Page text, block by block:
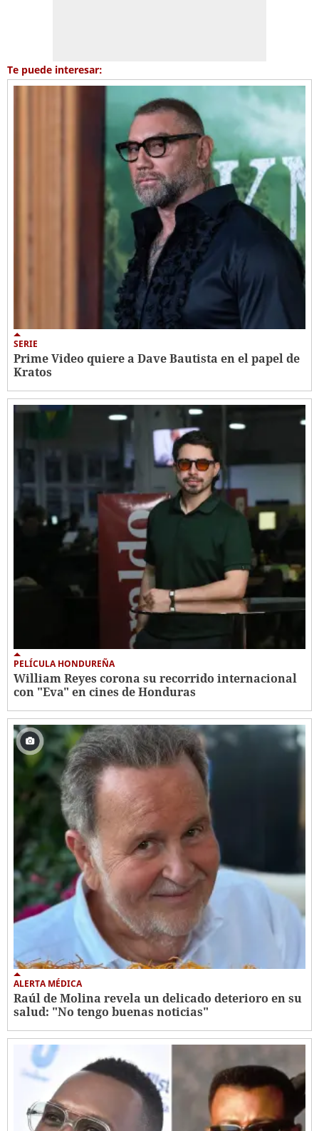
Te puede interesar:
SERIE
Prime Video quiere a Dave Bautista en el papel de
Kratos
PELÍCULA HONDUREÑA
William Reyes corona su recorrido internacional
con "Eva" en cines de Honduras
ALERTA MÉDICA
Raúl de Molina revela un delicado deterioro en su
salud: "No tengo buenas noticias"